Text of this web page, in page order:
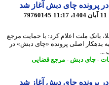
چای دبش آغاز شد
79760145
ملت اعلام کرد: با حمایت مرجع
اصلی پرونده «چای دبش» در
چای دبش-مرجع قضایی
چای دبش آغاز شد